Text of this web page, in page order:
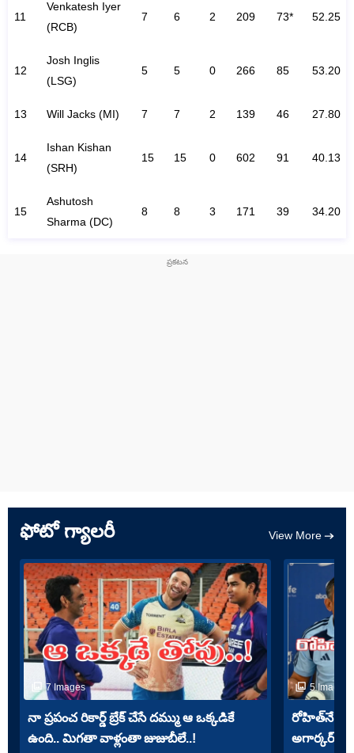
11
Venkatesh Iyer
(RCB)
7 6 2 209 73* 52.25
12
Josh Inglis
(LSG)
5 5 0 266 85 53.20
13 Will Jacks (MI) 7 7 2 139 46 27.80
14
Ishan Kishan
(SRH)
15 15 0 602 91 40.13
15
Ashutosh
Sharma (DC)
8 8 3 171 39 34.20
ఫోటో గ్యాలరీ View More
7 Images
నా ప్రపంచ రికార్డ్ బ్రేక్ చేసే దమ్ము ఆ ఒక్కడికే
ఉంది.. మిగతా వాళ్లంతా జుజుబీలే..!
5 Images
రోహిత్‌నే
అగార్కర్